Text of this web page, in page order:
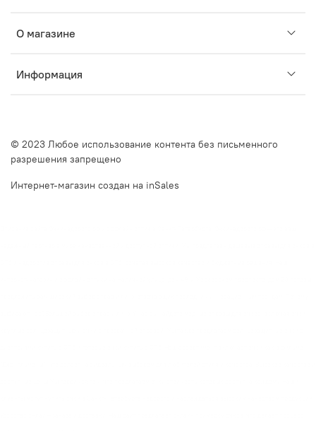
О магазине
Информация
© 2023 Любое использование контента без письменного
разрешения запрещено
Интернет-магазин создан на inSales